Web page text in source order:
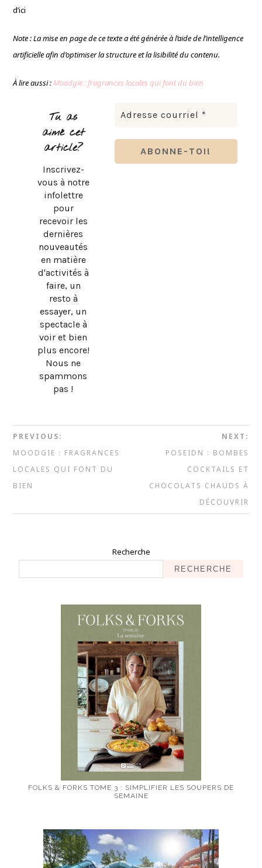
d’ici
Note : La mise en page de ce texte a été générée à l’aide de l’intelligence
artificielle afin d’optimiser la structure et la lisibilité du contenu.
À lire aussi :Moodgie : fragrances locales qui font du bien
Tu as
aimé cet
article?
Inscrivez-
vous à notre
infolettre
pour
recevoir les
dernières
nouveautés
en matière
d'activités à
faire, un
resto à
essayer, un
spectacle à
voir et bien
plus encore!
Nous ne
spammons
pas !
PREVIOUS:
MOODGIE : FRAGRANCES
LOCALES QUI FONT DU
BIEN
NEXT:
POSEIDN : BOMBES
COCKTAILS ET
CHOCOLATS CHAUDS À
DÉCOUVRIR
Recherche
RECHERCHE
FOLKS & FORKS TOME 3 : SIMPLIFIER LES SOUPERS DE
SEMAINE